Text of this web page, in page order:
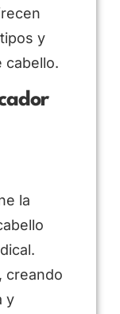
y
cabello.
la
creando
y